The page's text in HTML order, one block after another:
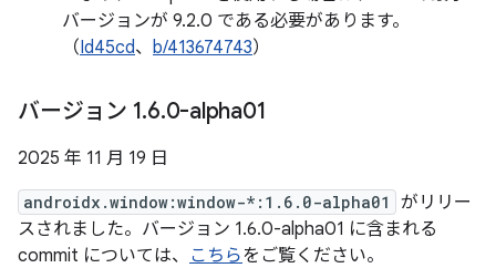
バージョンが 9.2.0 である必要があります。
（Id45cd、 b/413674743）
バージョン 1.6.0-alpha01
2025 年 11 月 19 日
androidx.window:window-*:1.6.0-alpha01
がリリー
スされました。バージョン 1.6.0-alpha01 に含まれる
commit については、 こちらをご覧ください。